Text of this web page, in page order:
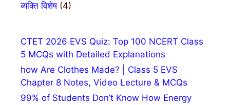
व्यक्ति विशेष(4)
CTET 2026 EVS Quiz: Top 100 NCERT Class
5 MCQs with Detailed Explanations
how Are Clothes Made? | Class 5 EVS
Chapter 8 Notes, Video Lecture & MCQs
99% of Students Don’t Know How Energy